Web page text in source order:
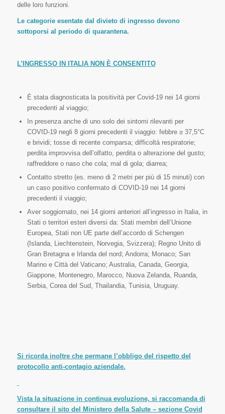
delle loro funzioni.
Le categorie esentate dal divieto di ingresso devono
sottoporsi al periodo di quarantena.
L’INGRESSO IN ITALIA NON È CONSENTITO
È stata diagnosticata la positività per Covid-19 nei 14 giorni
precedenti al viaggio;
In presenza anche di uno solo dei sintomi rilevanti per
COVID-19 negli 8 giorni precedenti il viaggio: febbre ≥ 37,5°C
e brividi; tosse di recente comparsa; difficoltà respiratorie;
perdita improvvisa dell’olfatto, perdita o alterazione del gusto;
raffreddore o naso che cola; mal di gola; diarrea;
Contatto stretto (es. meno di 2 metri per più di 15 minuti) con
un caso positivo confermato di COVID-19 nei 14 giorni
precedenti il viaggio;
Aver soggiornato, nei 14 giorni anteriori all’ingresso in Italia, in
Stati o territori esteri diversi da: Stati membri dell’Unione
Europea, Stati non UE parte dell’accordo di Schengen
(Islanda, Liechtenstein, Norvegia, Svizzera); Regno Unito di
Gran Bretagna e Irlanda del nord; Andorra; Monaco; San
Marino e Città del Vaticano; Australia, Canada, Georgia,
Giappone, Montenegro, Marocco, Nuova Zelanda, Ruanda,
Serbia, Corea del Sud, Thailandia, Tunisia, Uruguay.
Si ricorda inoltre che permane l’obbligo del rispetto del
protocollo anti-contagio aziendale.
Vista la situazione in continua evoluzione, si raccomanda di
consultare il sito del Ministero della Salute – sezione Covid